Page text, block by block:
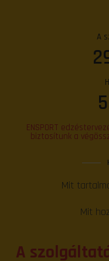
A
ENSPORT
biztosítunk a
Mit
Mit
A